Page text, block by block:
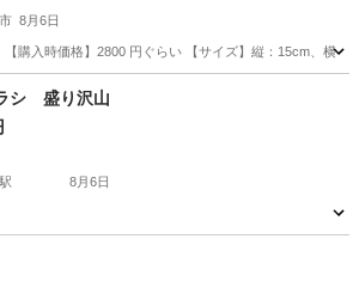
8月6日
【購入時価格】2800 円ぐらい 【サイズ】縦：15cm、横
食器 木製
シ 盛り沢山
8月6日